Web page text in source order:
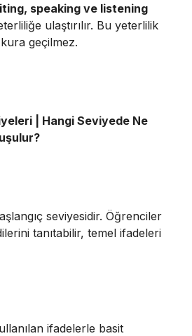
speaking ve listening
ulaştırılır. Bu yeterlilik
geçilmez.
| Hangi Seviyede Ne
seviyesidir. Öğrenciler
tanıtabilir, temel ifadeleri
ifadelerle basit